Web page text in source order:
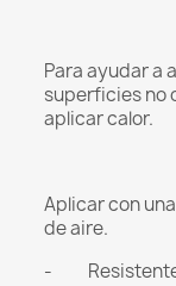
Para ayudar a
superficies no
aplicar calor.
Aplicar con
de aire.
- Resistente